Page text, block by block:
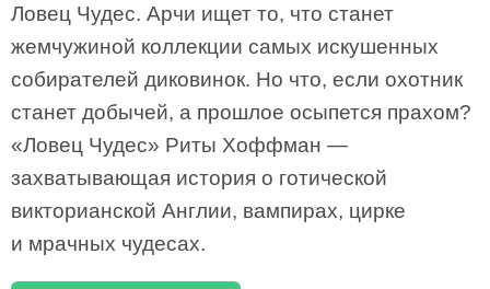
Ловец Чудес. Арчи ищет то, что станет
жемчужиной коллекции самых искушенных
собирателей диковинок. Но что, если охотник
станет добычей, а прошлое осыпется прахом?
«Ловец Чудес» Риты Хоффман —
захватывающая история о готической
викторианской Англии, вампирах, цирке
и мрачных чудесах.